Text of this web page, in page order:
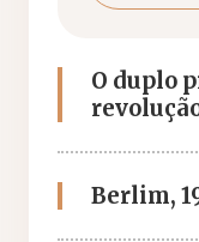
O duplo
Berlim,